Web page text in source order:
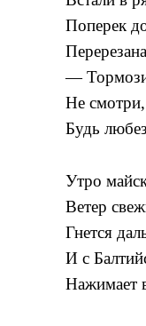
Поперек
—
Не
Будь
Утро
Ветер
Гнется
И с
Нажимает